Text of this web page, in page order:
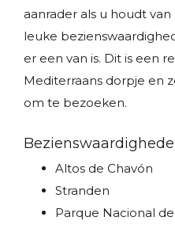
aanrader als u houdt van
leuke
er een van is. Dit is een
Mediterraans dorpje en
om te bezoeken.
Altos de Chavón
Stranden
Parque Nacional